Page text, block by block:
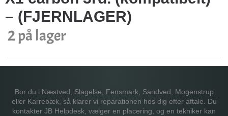
– (FJERNLAGER)
2 på lager
Bor du i Næstved, Slagelse, Fensmark, Sandved, Mogenstrup
eller Karrebæk, så klarer vi reparationen hos dig efter aftale. Du
kontakter JB Helpdesk, vælger en placering, og en tekniker kan